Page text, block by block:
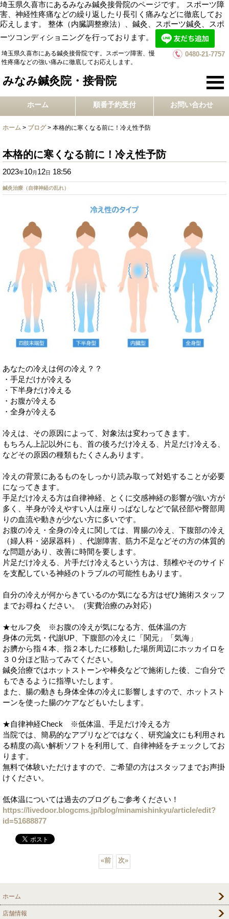
埼玉県久喜市にあるみなみ鍼灸接骨院のページです。 スポーツ障
害、神経性疼痛などの繰り返したり長引く痛みなどに徹底してお
応えします。 整体（内臓調整療法）、鍼灸、スポーツ鍼灸、スポ
ーツコンディショニングを行っております。
埼玉県久喜市にある鍼灸接骨院です。スポーツ障害、慢
性疼痛などの強い痛みに徹底してお応えします。
0480-21-7757
みなみ鍼灸院・接骨院
ホーム 順番予約受付 お問い合わせ
ホーム > ブログ > 本格的に寒くなる前に！冷え性予防
本格的に寒くなる前に！冷え性予防
2023年10月 12日 18:56
鍼灸治療（自律神経の乱れ）
あなたの冷えは何の冷え？？
・手足だけが冷える
・下半身だけ冷える
・お腹が冷える
・全身が冷える
冷えは、その原因によって、対象法は変わってきます。
もちろん上記以外にも、首の後ろだけ冷える、片足だけ冷える、
などその原因の種類もたくさんあります。
冷えの背景にあるものをしっかり読み取って対処することが必要
になってきます。
手足だけ冷える方は自律神経、とくに交感神経の影響が強い方が
多く、半身が冷えやすい人は座りっぱなしなどで鼠径部や臀部周
りの血流や動きが少ない方に多いです。
お腹の冷え・全身の冷えに関しては、胃腸の冷え、下腹部の冷え
（婦人科・泌尿器科）、代謝障害、筋力不足などその方の体質的
な問題があり、改善に時間を要します。
片足だけ冷える、片手だけ冷えるという方は、頚椎やそのサイド
を支配している神経のトラブルの可能性もあります。
自分の冷えが何からきているのか気になる方はぜひ施術スタッフ
までお尋ねください。（実費治療のみ対応）
★セルフ灸 ※お腹の冷えが気になる方、低体温の方
身体の元気・代謝UP、下腹部の冷えに「関元」「気海」
お臍から指４本、指２本したに移動した場所周辺にホッカイロを
３０分ほど貼ってみてください。
鍼灸治療ではホットストーンや棒灸などで施術した後、ご自分で
もできるように指導いたします。
また、腸の動きも身体全体の冷えに影響しますので、ホットスト
ーンを使った腸のケアなどもいたします。
★自律神経Check ※低体温、手足だけ冷える方
当院では、簡易的なアプリなどではなく、研究論文にも利用され
る精度の高い解析ソフトを利用して、自律神経をチェックしてお
ります。
無料で体験いただけますので、ご希望の方はスタッフまでお声掛
けください。
低体温については過去のブログもご参考ください！
https://livedoor.blogcms.jp/blog/minamishinkyu/article/edit?
id=51688877
«前 次»
ホーム
店舗情報